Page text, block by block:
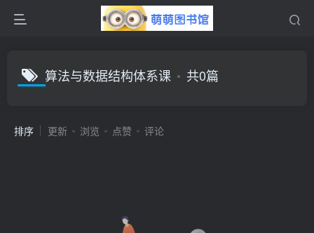
算法与数据结构体系课 共0篇
排序 更新 浏览 点赞 评论